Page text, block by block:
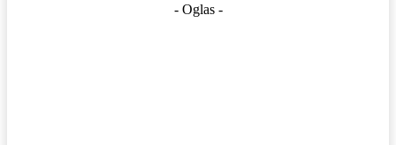
- Oglas -